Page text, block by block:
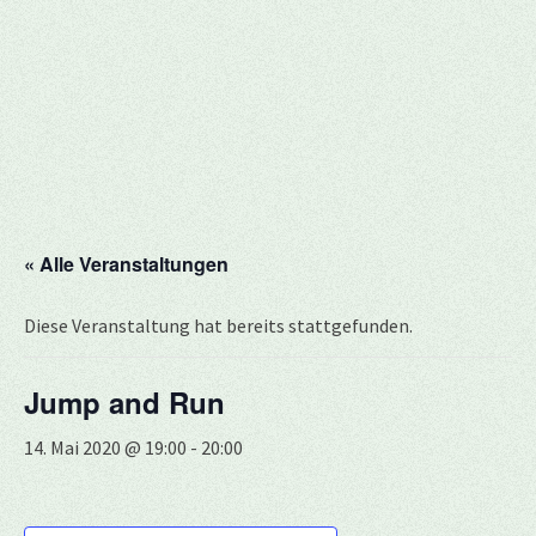
« Alle Veranstaltungen
Diese Veranstaltung hat bereits stattgefunden.
Jump and Run
14. Mai 2020 @ 19:00 - 20:00